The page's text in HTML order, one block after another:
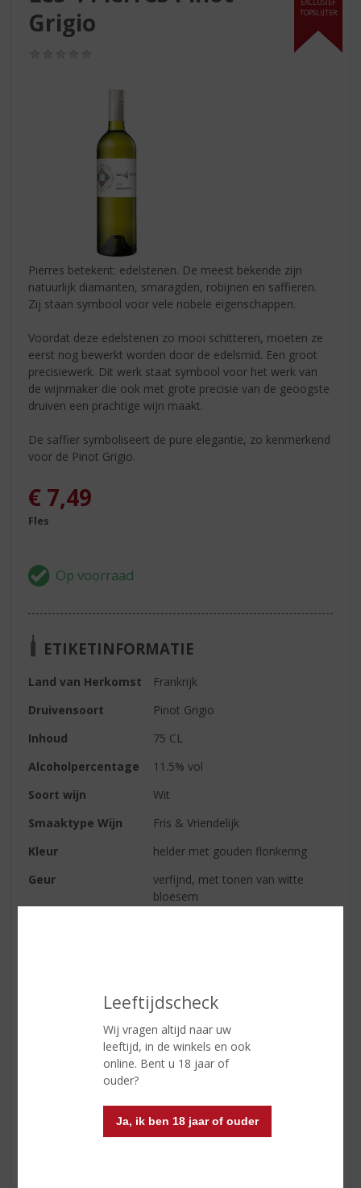
Leeftijdscheck
Wij vragen altijd naar uw
leeftijd, in de winkels en ook
online. Bent u 18 jaar of
ouder?
Ja, ik ben 18 jaar of ouder
TOPSLIJTER
Grigio
Pierres betekent: edelstenen. De meest bekende zijn
natuurlijk diamanten, smaragden, robijnen en saffieren.
Zij staan symbool voor vele nobele eigenschappen.
Voordat deze edelstenen zo mooi schitteren, moeten ze
eerst nog bewerkt worden door de edelsmid. Een groot
precisiewerk. Dit werk staat symbool voor het werk van
de wijnmaker die ook met grote precisie van de geoogste
druiven een prachtige wijn maakt.
De saffier symboliseert de pure elegantie, zo kenmerkend
voor de Pinot Grigio.
€ 7,49
Fles
ETIKETINFORMATIE
Land van Herkomst
Frankrijk
Druivensoort
Pinot Grigio
Inhoud
75 CL
Alcoholpercentage
11.5% vol
Soort wijn
Wit
Smaaktype Wijn
Fris & Vriendelijk
Kleur
helder met gouden flonkering
Geur
verfijnd, met tonen van witte
bloesem
heerlijk als aperitief, maar past
8 - 10 ⁰C
Reviews
Schrijf een review